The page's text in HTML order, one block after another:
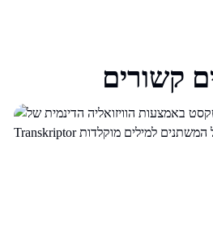
קשורים